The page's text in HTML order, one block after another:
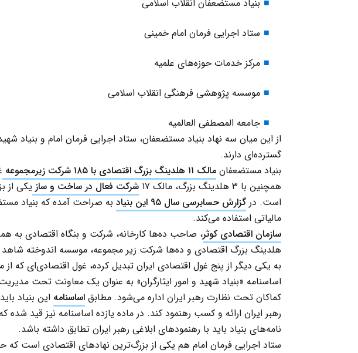
بنیاد مستضعفان انقلاب اسلامی
ستاد اجرایی فرمان امام خمینی
مرکز خدمات حوزه‌های علمیه
موسسه پژوهشی فرهنگی انقلاب اسلامی
جامعه المصطفی العالمیه
از این میان سه نهاد بنیاد مستضعفان، ستاد اجرایی فرمان امام و بنیاد
گسترده‌ای دارند.
بنیاد مستضعفانمالک ۱۱ هلدینگ بزرگ اقتصادی با ۱۸۵ شرکت زیرمجموعه
همچنین با ۳ هلدینگ بزرگ، مالک ۱۷
شرکت فعال در ساخت و ساز یکی از
است. درگزارش حسابرسی سال ۹۵ این بنیاد
به صراحت آمده که بنیاد
مالیاتی استفاده می‌کند.
سازمان اقتصادی کوثر
هلدینگ بزرگ اقتصادی و ده‌ها شرکت زیر مجموعه، موسسه اندوخته شاهد
به یکی دیگر از پنج غول اقتصادی ایران تبدیل کرده، غول اقتصادی‌ای که
اساسنامه «بنیاد شهید و امور ایثارگران» به عنوان یک معاونت تحت
کماکان تحت نظارت رهبر ایران اداره می‌شود. مطابقاساسنامه این بنیاد
رهبر ایران ارائه و کسب رهنمود کند. در ماده یازده اساسنامه نیز قید شده
نامه‌های بنیاد باید با رهنمودهای ابلاغی رهبر ایران تطابق داشته باشد.
ستاد اجرایی فرمان امام هم یکی از بزرگ‌ترین نهادهای اقتصادی است